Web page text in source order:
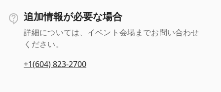
追加情報が必要な場合
詳細については、イベント会場までお問い合わせ
ください。
+1(604) 823-2700